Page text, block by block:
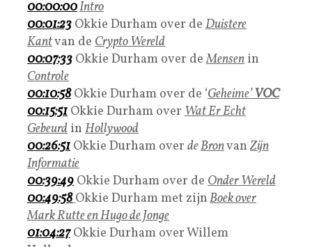
00:00:00Intro
00:01:23 Okkie Durham over de Duistere
Kantvan de Crypto Wereld
00:07:33 Okkie Durham over deMensen in
Controle
00:10:58 Okkie Durham over de ‘Geheime’VOC
00:15:51 Okkie Durham over Wat Er Echt
Gebeurd in Hollywood
00:26:51 Okkie Durham over deBronvanZijn
Informatie
00:39:49 Okkie Durham over de Onder Wereld
00:49:58 Okkie Durham met zijnBoek over
Mark Rutte en Hugo de Jonge
01:04:27 Okkie Durham over Willem